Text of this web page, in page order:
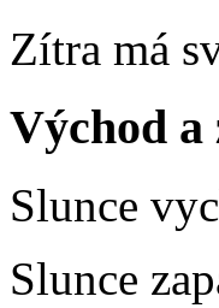
Zítra má
Východ a
Slunce
Slunce